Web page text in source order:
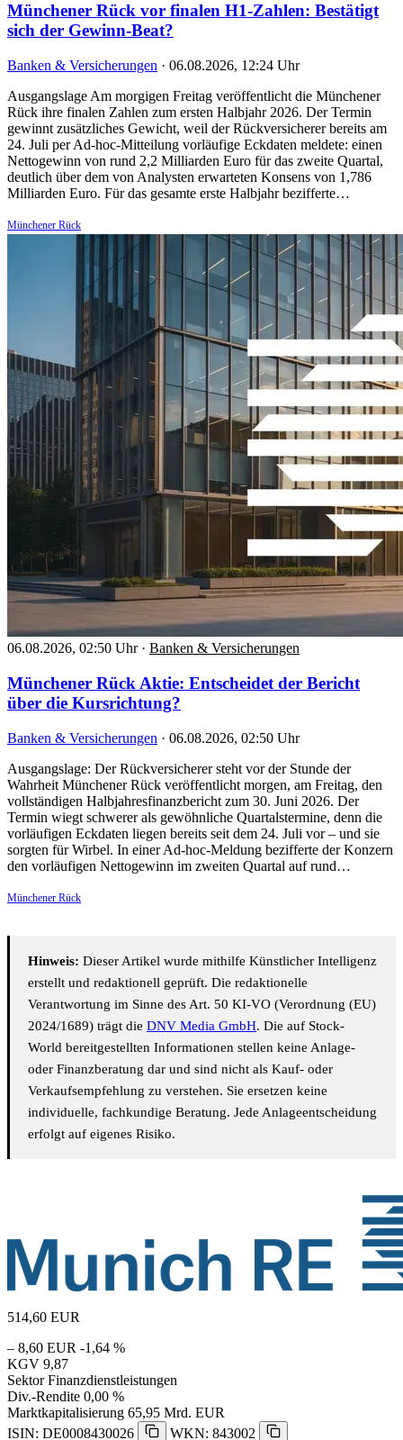
Münchener Rück vor finalen H1-Zahlen: Bestätigt
sich der Gewinn-Beat?
Banken & Versicherungen · 06.08.2026, 12:24 Uhr
Ausgangslage Am morgigen Freitag veröffentlicht die Münchener
Rück ihre finalen Zahlen zum ersten Halbjahr 2026. Der Termin
gewinnt zusätzliches Gewicht, weil der Rückversicherer bereits am
24. Juli per Ad-hoc-Mitteilung vorläufige Eckdaten meldete: einen
Nettogewinn von rund 2,2 Milliarden Euro für das zweite Quartal,
deutlich über dem von Analysten erwarteten Konsens von 1,786
Milliarden Euro. Für das gesamte erste Halbjahr bezifferte…
Münchener Rück
06.08.2026, 02:50 Uhr · Banken & Versicherungen
Münchener Rück Aktie: Entscheidet der Bericht
über die Kursrichtung?
Banken & Versicherungen · 06.08.2026, 02:50 Uhr
Ausgangslage: Der Rückversicherer steht vor der Stunde der
Wahrheit Münchener Rück veröffentlicht morgen, am Freitag, den
vollständigen Halbjahresfinanzbericht zum 30. Juni 2026. Der
Termin wiegt schwerer als gewöhnliche Quartalstermine, denn die
vorläufigen Eckdaten liegen bereits seit dem 24. Juli vor – und sie
sorgten für Wirbel. In einer Ad-hoc-Meldung bezifferte der Konzern
den vorläufigen Nettogewinn im zweiten Quartal auf rund…
Münchener Rück
Hinweis: Dieser Artikel wurde mithilfe Künstlicher Intelligenz
erstellt und redaktionell geprüft. Die redaktionelle
Verantwortung im Sinne des Art. 50 KI-VO (Verordnung (EU)
2024/1689) trägt die DNV Media GmbH. Die auf Stock-
World bereitgestellten Informationen stellen keine Anlage-
oder Finanzberatung dar und sind nicht als Kauf- oder
Verkaufsempfehlung zu verstehen. Sie ersetzen keine
individuelle, fachkundige Beratung. Jede Anlageentscheidung
erfolgt auf eigenes Risiko.
514,60 EUR
– 8,60 EUR -1,64 %
KGV 9,87
Sektor Finanzdienstleistungen
Div.-Rendite 0,00 %
Marktkapitalisierung 65,95 Mrd. EUR
ISIN: DE0008430026
WKN: 843002